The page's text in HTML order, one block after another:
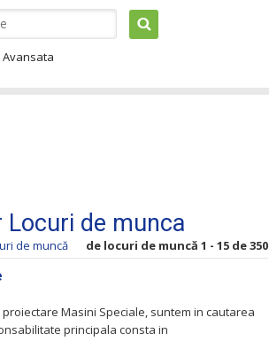
Locuri de munca
de muncă de locuri de muncă 1 - 15 de 350
Masini Speciale, suntem in cautarea
principala consta in